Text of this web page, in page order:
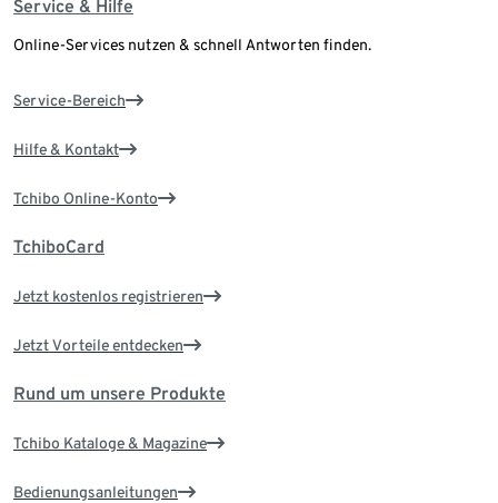
Service & Hilfe
Online-Services nutzen & schnell Antworten finden.
Service-Bereich
Hilfe & Kontakt
Tchibo Online-Konto
TchiboCard
Jetzt kostenlos registrieren
Jetzt Vorteile entdecken
Rund um unsere Produkte
Tchibo Kataloge & Magazine
Bedienungsanleitungen